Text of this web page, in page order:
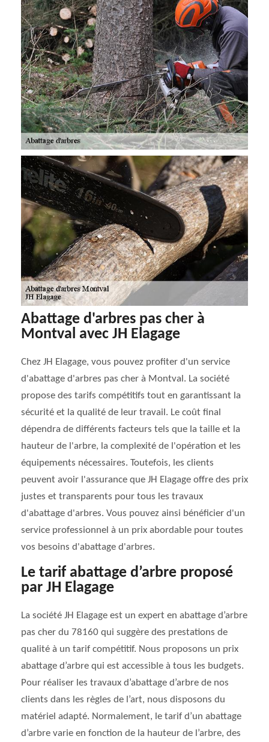
Abattage d'arbres pas cher à
Montval avec JH Elagage
Chez JH Elagage, vous pouvez profiter d'un service
d'abattage d'arbres pas cher à Montval. La société
propose des tarifs compétitifs tout en garantissant la
sécurité et la qualité de leur travail. Le coût final
dépendra de différents facteurs tels que la taille et la
hauteur de l'arbre, la complexité de l'opération et les
équipements nécessaires. Toutefois, les clients
peuvent avoir l'assurance que JH Elagage offre des prix
justes et transparents pour tous les travaux
d'abattage d'arbres. Vous pouvez ainsi bénéficier d'un
service professionnel à un prix abordable pour toutes
vos besoins d'abattage d'arbres.
Le tarif abattage d’arbre proposé
par JH Elagage
La société JH Elagage est un expert en abattage d’arbre
pas cher du 78160 qui suggère des prestations de
qualité à un tarif compétitif. Nous proposons un prix
abattage d’arbre qui est accessible à tous les budgets.
Pour réaliser les travaux d’abattage d’arbre de nos
clients dans les règles de l’art, nous disposons du
matériel adapté. Normalement, le tarif d’un abattage
d’arbre varie en fonction de la hauteur de l’arbre, des